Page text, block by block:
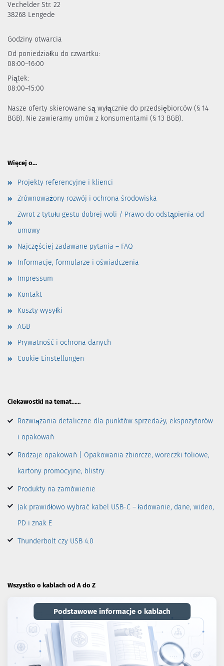
Vechelder Str. 22
38268 Lengede
Godziny otwarcia
Od poniedziałku do czwartku:
08:00–16:00
Piątek:
08:00–15:00
Nasze oferty skierowane są wyłącznie do przedsiębiorców (§ 14
BGB). Nie zawieramy umów z konsumentami (§ 13 BGB).
Więcej o...
Projekty referencyjne i klienci
Zrównoważony rozwój i ochrona środowiska
Zwrot z tytułu gestu dobrej woli / Prawo do odstąpienia od
umowy
Najczęściej zadawane pytania – FAQ
Informacje, formularze i oświadczenia
Impressum
Kontakt
Koszty wysyłki
AGB
Prywatność i ochrona danych
Cookie Einstellungen
Ciekawostki na temat……
Rozwiązania detaliczne dla punktów sprzedaży, ekspozytorów
i opakowań
Rodzaje opakowań | Opakowania zbiorcze, woreczki foliowe,
kartony promocyjne, blistry
Produkty na zamówienie
Jak prawidłowo wybrać kabel USB-C – ładowanie, dane, wideo,
PD i znak E
Thunderbolt czy USB 4.0
Wszystko o kablach od A do Z
Podstawowe informacje o kablach